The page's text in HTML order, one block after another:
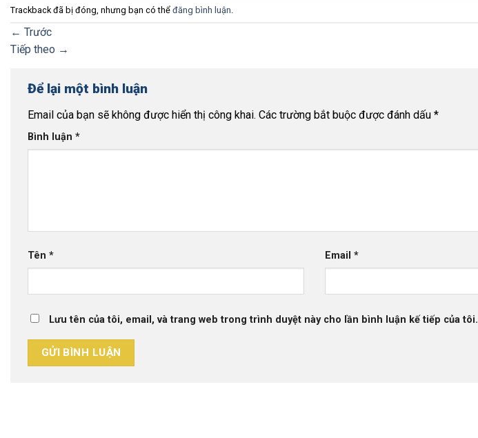
Trackback đã bị đóng, nhưng bạn có thể đăng bình luận
← Trước
Tiếp theo →
Để lại một bình luận
Email của bạn sẽ không được hiển thị công khai. Các trường bắt buộc được đánh dấu *
Bình luận *
Tên * Email*
Lưu tên của tôi, email, và trang web trong trình duyệt này cho lần bình luận kế tiếp của tôi.